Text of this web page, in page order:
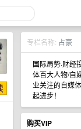
专栏名称: 占豪
国际局势·财经
体百大人物/自
业关注的自媒
起进步！
购买VIP